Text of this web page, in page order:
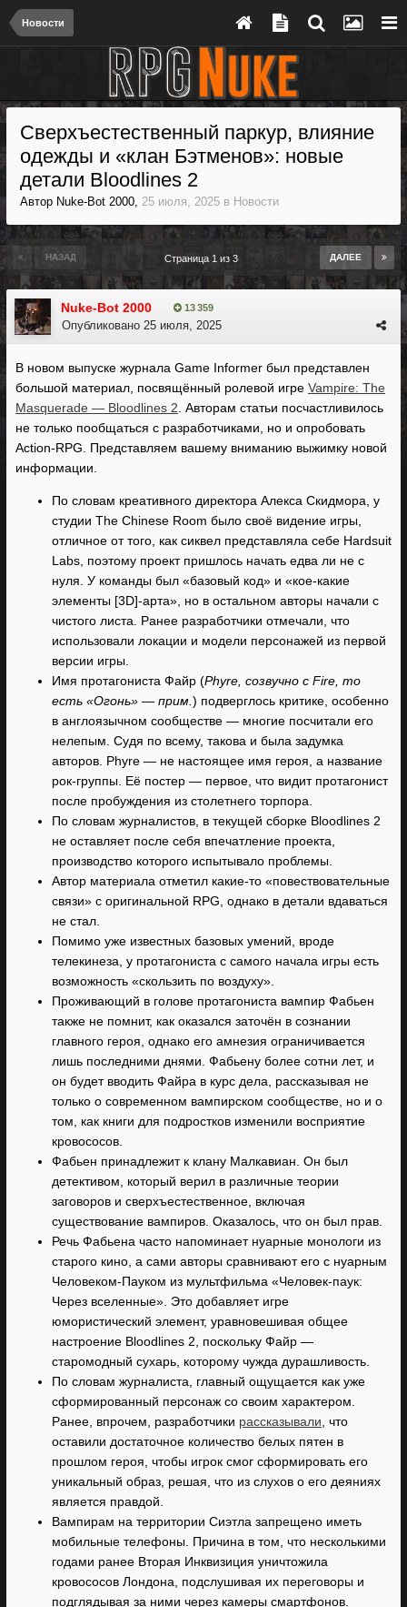
Новости
Сверхъестественный паркур, влияние
одежды и «клан Бэтменов»: новые
детали Bloodlines 2
Автор Nuke-Bot 2000, 25 июля, 2025 в Новости
НАЗАД ДАЛЕЕ
Страница 1 из 3
Nuke-Bot 2000 13 359
Опубликовано 25 июля, 2025
В новом выпуске журнала Game Informer был представлен
большой материал, посвящённый ролевой игре Vampire: The
Masquerade — Bloodlines 2 . Авторам статьи посчастливилось
не только пообщаться с разработчиками, но и опробовать
Action-RPG. Представляем вашему вниманию выжимку новой
информации.
По словам креативного директора Алекса Скидмора, у
студии The Chinese Room было своё видение игры,
отличное от того, как сиквел представляла себе Hardsuit
Labs, поэтому проект пришлось начать едва ли не с
нуля. У команды был «базовый код» и «кое-какие
элементы [3D]-арта», но в остальном авторы начали с
чистого листа. Ранее разработчики отмечали, что
использовали локации и модели персонажей из первой
версии игры.
Имя протагониста Файр (Phyre, созвучно с Fire, то
есть «Огонь» — прим. ) подверглось критике, особенно
в англоязычном сообществе — многие посчитали его
нелепым. Судя по всему, такова и была задумка
авторов. Phyre — не настоящее имя героя, а название
рок-группы. Её постер — первое, что видит протагонист
после пробуждения из столетнего торпора.
По словам журналистов, в текущей сборке Bloodlines 2
не оставляет после себя впечатление проекта,
производство которого испытывало проблемы.
Автор материала отметил какие-то «повествовательные
связи» с оригинальной RPG, однако в детали вдаваться
не стал.
Помимо уже известных базовых умений, вроде
телекинеза, у протагониста с самого начала игры есть
возможность «скользить по воздуху».
Проживающий в голове протагониста вампир Фабьен
также не помнит, как оказался заточён в сознании
главного героя, однако его амнезия ограничивается
лишь последними днями. Фабьену более сотни лет, и
он будет вводить Файра в курс дела, рассказывая не
только о современном вампирском сообществе, но и о
том, как книги для подростков изменили восприятие
кровососов.
Фабьен принадлежит к клану Малкавиан. Он был
детективом, который верил в различные теории
заговоров и сверхъестественное, включая
существование вампиров. Оказалось, что он был прав.
Речь Фабьена часто напоминает нуарные монологи из
старого кино, а сами авторы сравнивают его с нуарным
Человеком-Пауком из мультфильма «Человек-паук:
Через вселенные». Это добавляет игре
юмористический элемент, уравновешивая общее
настроение Bloodlines 2, поскольку Файр —
старомодный сухарь, которому чужда дурашливость.
По словам журналиста, главный ощущается как уже
сформированный персонаж со своим характером.
Ранее, впрочем, разработчики рассказывали , что
оставили достаточное количество белых пятен в
прошлом героя, чтобы игрок смог сформировать его
уникальный образ, решая, что из слухов о его деяниях
является правдой.
Вампирам на территории Сиэтла запрещено иметь
мобильные телефоны. Причина в том, что несколькими
годами ранее Вторая Инквизиция уничтожила
кровососов Лондона, подслушивая их переговоры и
подглядывая за ними через камеры смартфонов.